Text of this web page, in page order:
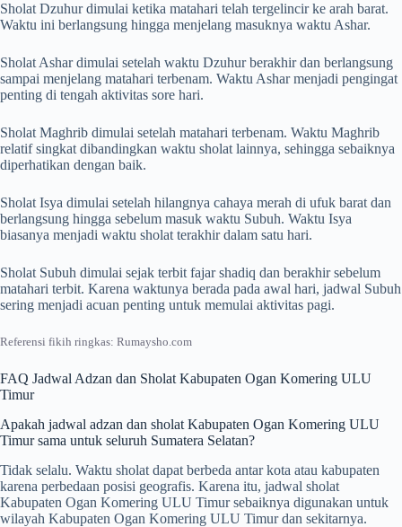
Sholat Dzuhur dimulai ketika matahari telah tergelincir ke arah barat.
Waktu ini berlangsung hingga menjelang masuknya waktu Ashar.
Sholat Ashar dimulai setelah waktu Dzuhur berakhir dan berlangsung
sampai menjelang matahari terbenam. Waktu Ashar menjadi pengingat
penting di tengah aktivitas sore hari.
Sholat Maghrib dimulai setelah matahari terbenam. Waktu Maghrib
relatif singkat dibandingkan waktu sholat lainnya, sehingga sebaiknya
diperhatikan dengan baik.
Sholat Isya dimulai setelah hilangnya cahaya merah di ufuk barat dan
berlangsung hingga sebelum masuk waktu Subuh. Waktu Isya
biasanya menjadi waktu sholat terakhir dalam satu hari.
Sholat Subuh dimulai sejak terbit fajar shadiq dan berakhir sebelum
matahari terbit. Karena waktunya berada pada awal hari, jadwal Subuh
sering menjadi acuan penting untuk memulai aktivitas pagi.
Referensi fikih ringkas: Rumaysho.com
FAQ Jadwal Adzan dan Sholat Kabupaten Ogan Komering ULU
Timur
Apakah jadwal adzan dan sholat Kabupaten Ogan Komering ULU
Timur sama untuk seluruh Sumatera Selatan?
Tidak selalu. Waktu sholat dapat berbeda antar kota atau kabupaten
karena perbedaan posisi geografis. Karena itu, jadwal sholat
Kabupaten Ogan Komering ULU Timur sebaiknya digunakan untuk
wilayah Kabupaten Ogan Komering ULU Timur dan sekitarnya.